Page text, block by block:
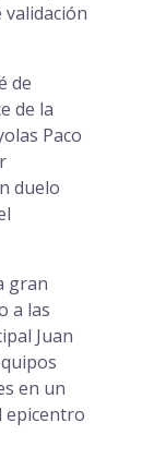
de
de la
Paco
duelo
gran
a las
Juan
en un
epicentro